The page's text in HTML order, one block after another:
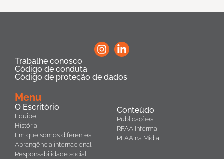
Trabalhe conosco
Código de conduta
Código de proteção de dados
Menu
O Escritório
Equipe
História
Em que somos diferentes
Abrangência internacional
Responsabilidade social
Conteúdo
Publicações
RFAA Informa
RFAA na Mídia